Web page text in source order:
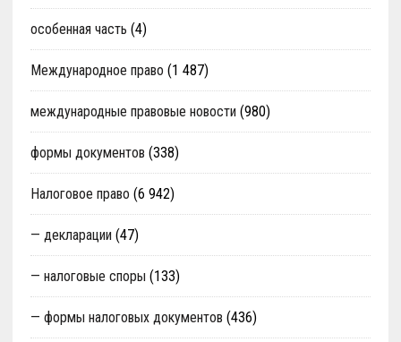
особенная часть (4)
Международное право (1 487)
международные правовые новости (980)
формы документов (338)
Налоговое право (6 942)
— декларации (47)
— налоговые споры (133)
— формы налоговых документов (436)